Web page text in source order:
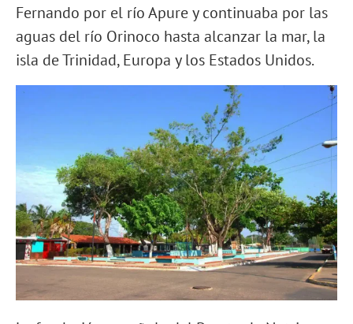
Fernando por el río Apure y continuaba por las
aguas del río Orinoco hasta alcanzar la mar, la
isla de Trinidad, Europa y los Estados Unidos.